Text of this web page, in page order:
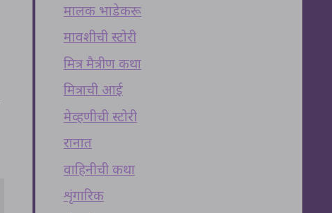
मालक भाडेकरू
मावशीची स्टोरी
मित्र मैत्रीण कथा
मित्राची आई
मेव्हणीची स्टोरी
रानात
वाहिनीची कथा
शृंगारिक